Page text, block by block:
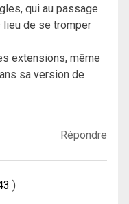
qui au passage
lieu de se tromper
extensions, même
sa version de
Répondre